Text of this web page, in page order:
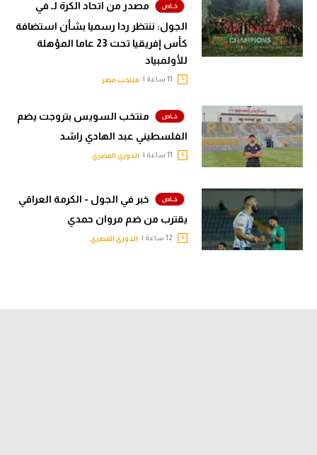
مصدر من اتحاد الكرة لـ في
الجول: ننتظر ردا رسميا بشأن استضافة
كأس إفريقيا تحت 23 عاما المؤهلة
للأولمبياد
منتخب مصر
منتخب السويس بتروجت يضم
الفلسطيني عبد الهادي راشد
الدوري المصري
خبر في الجول - الكرمة العراقي
يقترب من ضم مروان حمدي
الدوري المصري